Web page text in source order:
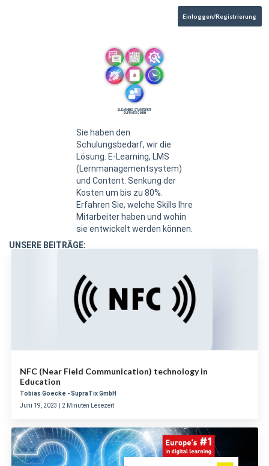
Einloggen/Registrierung
ELEARNING STARTERKIT
SUPRATIX GMBH
Sie haben den
Schulungsbedarf, wir die
Lösung. E-Learning, LMS
(Lernmanagementsystem)
und Content. Senkung der
Kosten um bis zu 80%.
Erfahren Sie, welche Skills Ihre
Mitarbeiter haben und wohin
sie entwickelt werden können.
UNSERE BEITRÄGE:
NFC (Near Field Communication) technology in
Education
Tobias Goecke - SupraTix GmbH
Juni 19, 2023 | 2 Minuten Lesezeit